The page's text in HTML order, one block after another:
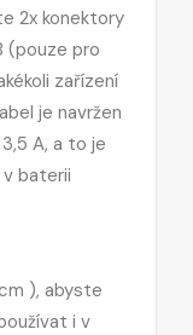
2x konektory
(pouze pro
zařízení
je navržen
A, a to je
v baterii
), abyste
i v